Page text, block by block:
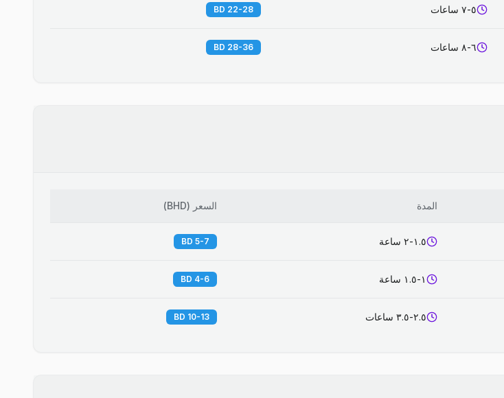
٥-٧ ساعات 22-28 BD
٦-٨ ساعات 28-36 BD
المدة السعر (
BHD
)
١.٥-٢ ساعة 5-7 BD
١-١.٥ ساعة 4-6 BD
٢.٥-٣.٥ ساعات 10-13 BD